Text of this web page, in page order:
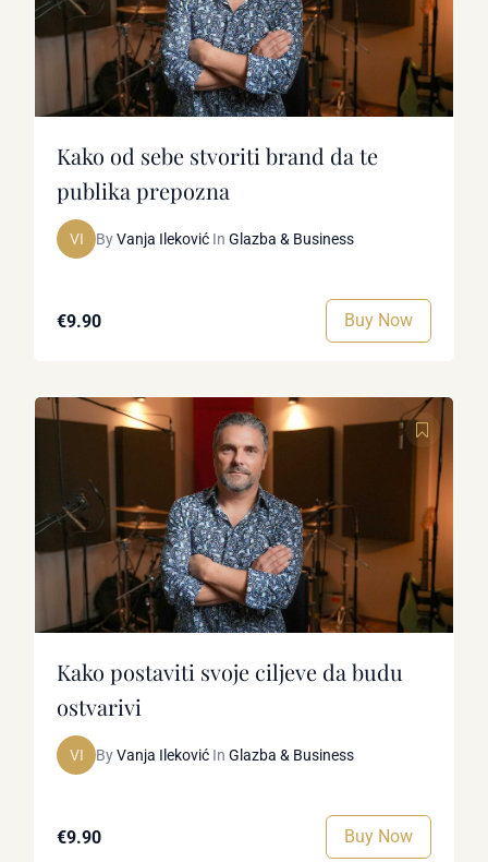
Kako od sebe stvoriti brand da te
publika prepozna
VI ByVanja Ileković InGlazba & Business
€9.90 Buy Now
Kako postaviti svoje ciljeve da budu
ostvarivi
VI ByVanja Ileković InGlazba & Business
€9.90 Buy Now